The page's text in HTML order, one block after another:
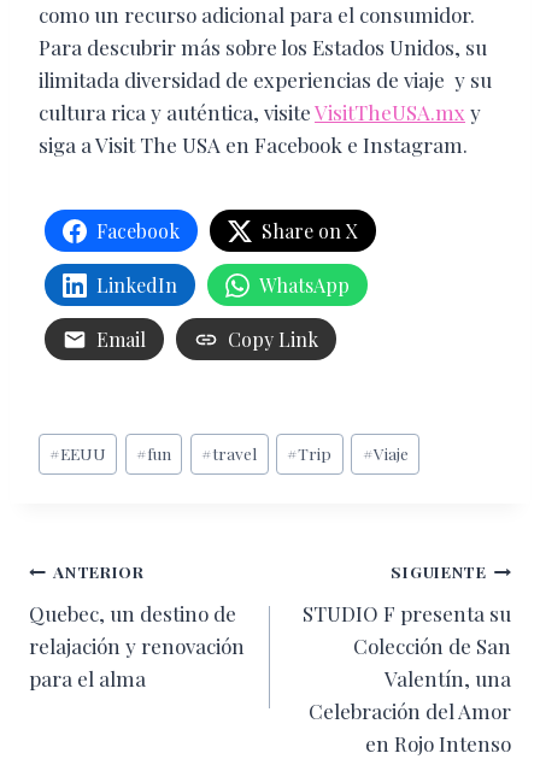
como un recurso adicional para el consumidor.
​Para descubrir más sobre los Estados Unidos, su
ilimitada diversidad de experiencias de viaje ​ y su
cultura rica y auténtica, visiteVisitTheUSA.mx y
siga a Visit The USA en Facebook e Instagram.
Facebook Share on X
LinkedIn WhatsApp
Email Copy Link
Etiquetas
de
#EEUU #fun #travel #Trip #Viaje
Navegación
de
entradas
ANTERIOR
Quebec, un destino de
relajación y renovación
para el alma
SIGUIENTE
STUDIO F presenta su
Colección de San
Valentín, una
Celebración del Amor
en Rojo Intenso